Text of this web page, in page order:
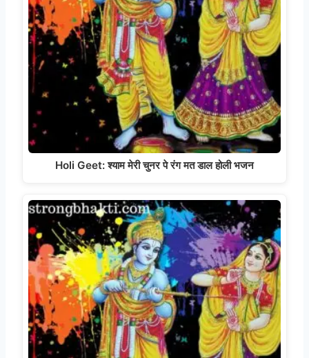
Holi Geet: श्याम मेरी चुनर पे रंग मत डाल होली भजन